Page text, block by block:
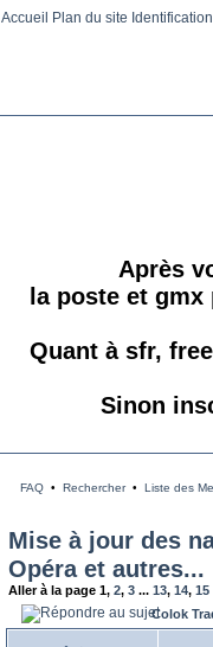
Accueil Plan du site
Après
la poste et
Quant à sfr,
Sinon
FAQ• Rechercher• Liste des
Mise à jour des
Opéra et autres...
Aller à la page 1, 2, 3... 13, 14, 15
Colok